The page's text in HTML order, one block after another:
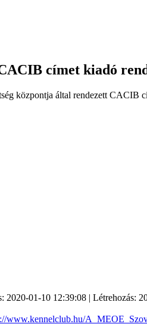
címet kiadó
központja által rendezett CACIB
2020-01-10 12:39:08 | Létrehozás:
www.kennelclub.hu/